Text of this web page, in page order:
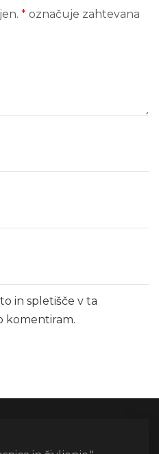
* označuje zahtevana
in spletišče v ta
komentiram.